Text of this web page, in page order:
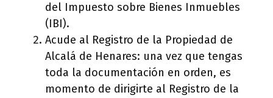
del Impuesto sobre Bienes Inmuebles
(IBI).
Acude al Registro de la Propiedad de
Alcalá de Henares: una vez que tengas
toda la documentación en orden, es
momento de dirigirte al Registro de la